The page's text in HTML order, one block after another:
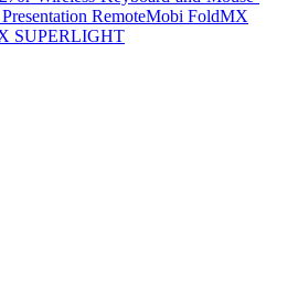
RemoteMobi FoldMX
SUPERLIGHT